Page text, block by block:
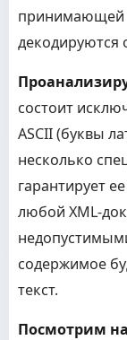
принимающей
декодируются
состоит
ASCII (буквы
несколько
гарантирует
любой XML-
содержимое
текст.
Посмотрим